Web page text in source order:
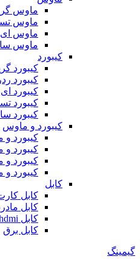
ماوس
ماوس
ماوس ای
ماوس
کیبورد
کیبورد
کیبورد
کیبورد
کیبورد
کیبورد
کیبورد و ماوس
کیبورد
کیبورد
کیبورد
کیبورد و
کابل
کابل
کابل
کابل hdmi
کابل برق
گیمینگ